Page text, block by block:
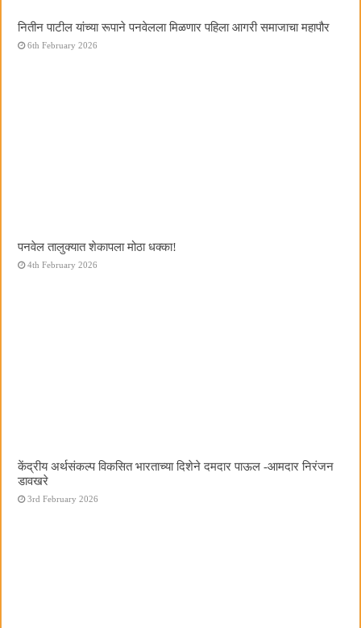
नितीन पाटील यांच्या रूपाने पनवेलला मिळणार पहिला आगरी समाजाचा महापौर
6th February 2026
पनवेल तालुक्यात शेकापला मोठा धक्का!
4th February 2026
केंद्रीय अर्थसंकल्प विकसित भारताच्या दिशेने दमदार पाऊल -आमदार निरंजन
डावखरे
3rd February 2026